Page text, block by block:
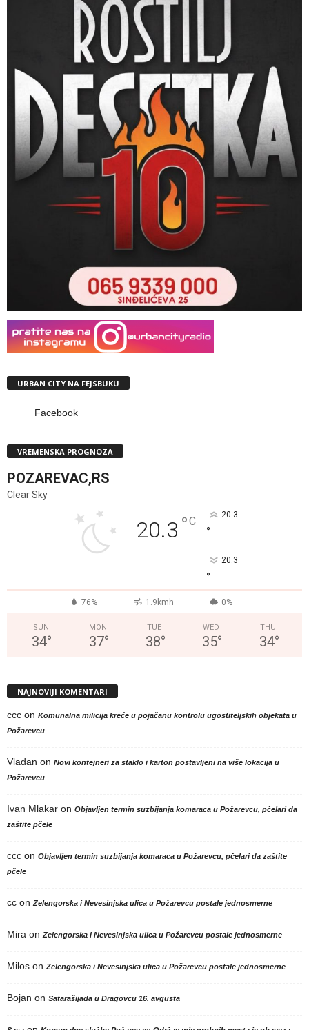
URBAN CITY NA FEJSBUKU
Facebook
VREMENSKA PROGNOZA
POZAREVAC,RS
Clear Sky
20.3 °C 20.3
°
20.3
°
76% 1.9kmh 0%
SUN
34°
MON
37°
TUE
38°
WED
35°
THU
34°
NAJNOVIJI KOMENTARI
ccc on Komunalna milicija kreće u pojačanu kontrolu ugostiteljskih objekata u
Požarevcu
Vladan on Novi kontejneri za staklo i karton postavljeni na više lokacija u
Požarevcu
Ivan Mlakar on Objavljen termin suzbijanja komaraca u Požarevcu, pčelari da
zaštite pčele
ccc on Objavljen termin suzbijanja komaraca u Požarevcu, pčelari da zaštite
pčele
cc onZelengorska i Nevesinjska ulica u Požarevcu postale jednosmerne
Mira onZelengorska i Nevesinjska ulica u Požarevcu postale jednosmerne
Milos onZelengorska i Nevesinjska ulica u Požarevcu postale jednosmerne
Bojan on Satarašijada u Dragovcu 16. avgusta